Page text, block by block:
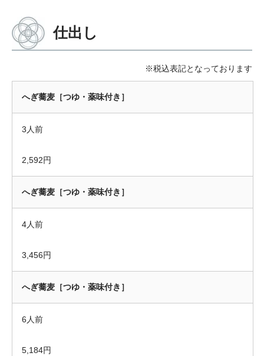
仕出し
※税込表記となっております
へぎ蕎麦［つゆ・薬味付き］
3人前
2,592円
へぎ蕎麦［つゆ・薬味付き］
4人前
3,456円
へぎ蕎麦［つゆ・薬味付き］
6人前
5,184円